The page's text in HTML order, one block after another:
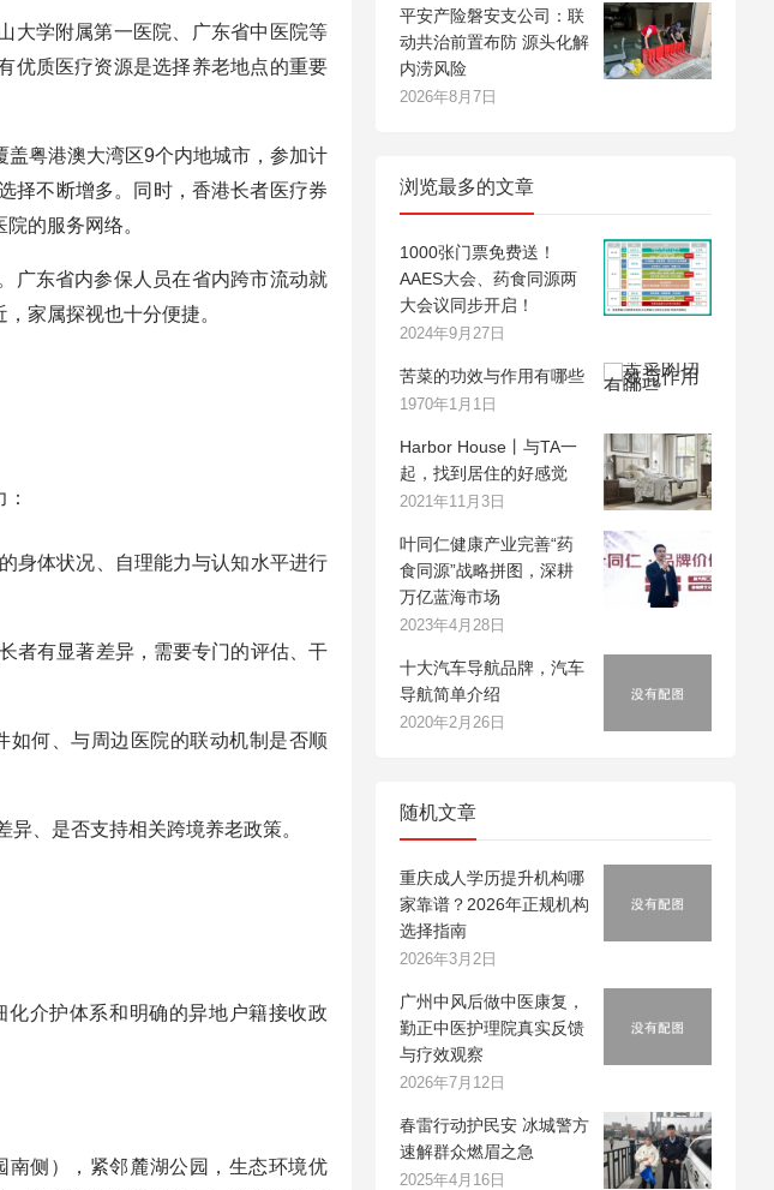
大学附属第一医院、广东省中医院等
优质医疗资源是选择养老地点的重要
盖粤港澳大湾区9个内地城市，参加计
择不断增多。同时，香港长者医疗券
的服务网络。
广东省内参保人员在省内跨市流动就
家属探视也十分便捷。
身体状况、自理能力与认知水平进行
者有显著差异，需要专门的评估、干
如何、与周边医院的联动机制是否顺
、是否支持相关跨境养老政策。
介护体系和明确的异地户籍接收政
侧），紧邻麓湖公园，生态环境优
平安产险磐安支公司：联
动共治前置布防 源头化解
内涝风险
2026年8月7日
浏览最多的文章
1000张门票免费送！
AAES大会、药食同源两
大会议同步开启！
2024年9月27日
苦菜的功效与作用有哪些
1970年1月1日
Harbor House丨与TA一
起，找到居住的好感觉
2021年11月3日
叶同仁健康产业完善“药
食同源”战略拼图，深耕
万亿蓝海市场
2023年4月28日
十大汽车导航品牌，汽车
导航简单介绍
2020年2月26日
随机文章
重庆成人学历提升机构哪
家靠谱？2026年正规机构
选择指南
2026年3月2日
广州中风后做中医康复，
勤正中医护理院真实反馈
与疗效观察
2026年7月12日
春雷行动护民安 冰城警方
速解群众燃眉之急
2025年4月16日